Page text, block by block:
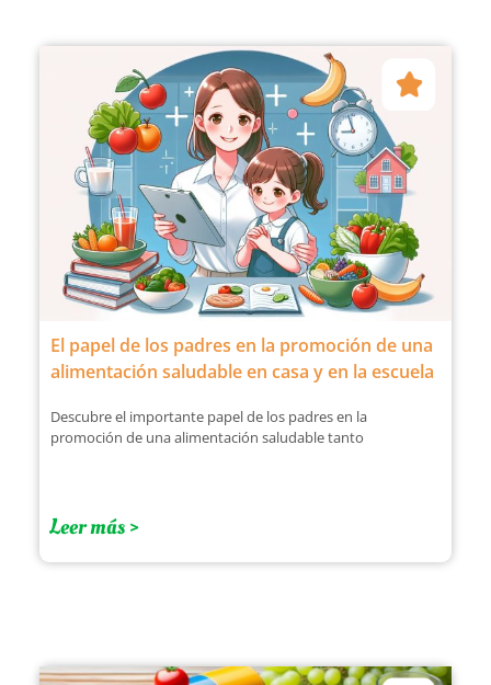
El papel de los padres en la promoción de una
alimentación saludable en casa y en la escuela
Descubre el importante papel de los padres en la
promoción de una alimentación saludable tanto
Leer más >